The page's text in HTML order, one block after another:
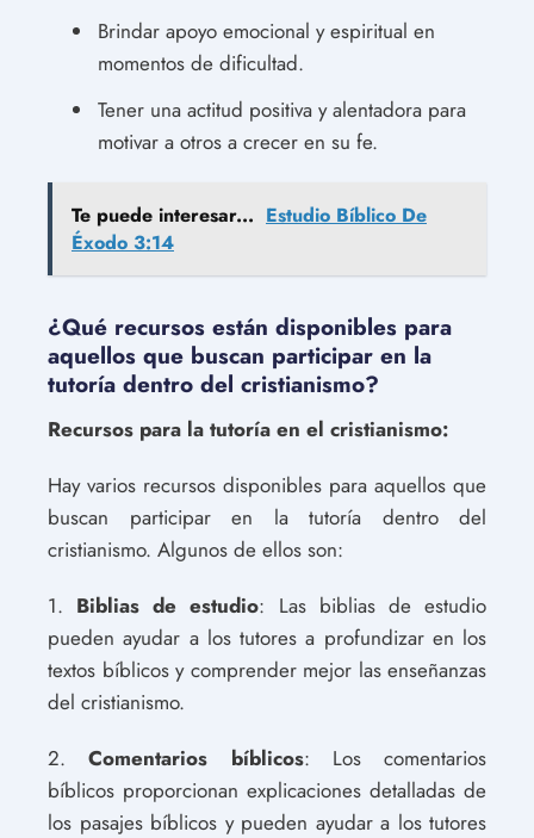
Brindar apoyo emocional y espiritual en
momentos de dificultad.
Tener una actitud positiva y alentadora para
motivar a otros a crecer en su fe.
Te puede interesar... Estudio Bíblico De
Éxodo 3:14
¿Qué recursos están disponibles para
aquellos que buscan participar en la
tutoría dentro del cristianismo?
Recursos para la tutoría en el cristianismo:
Hay varios recursos disponibles para aquellos que
buscan participar en la tutoría dentro del
cristianismo. Algunos de ellos son:
1. Biblias de estudio: Las biblias de estudio
pueden ayudar a los tutores a profundizar en los
textos bíblicos y comprender mejor las enseñanzas
del cristianismo.
2.Comentarios bíblicos: Los comentarios
bíblicos proporcionan explicaciones detalladas de
los pasajes bíblicos y pueden ayudar a los tutores